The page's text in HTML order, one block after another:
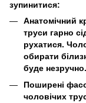
зупинитися:
Анатомічний
труси гарно
рухатися.
обирати
буде незручно.
Поширені
чоловічих